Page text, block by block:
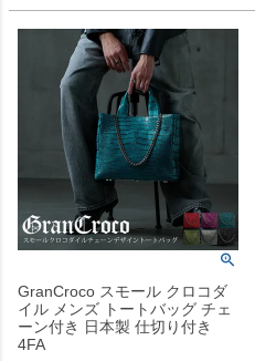
GranCroco スモール クロコダ
イル メンズ トートバッグ チェ
ーン付き 日本製 仕切り付き
4FA